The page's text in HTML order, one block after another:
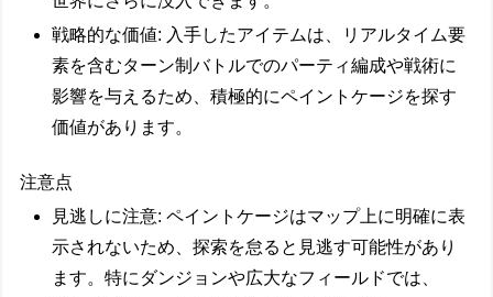
戦略的な価値: 入手したアイテムは、リアルタイム要
素を含むターン制バトルでのパーティ編成や戦術に
影響を与えるため、積極的にペイントケージを探す
価値があります。
注意点
見逃しに注意: ペイントケージはマップ上に明確に表
示されないため、探索を怠ると見逃す可能性があり
ます。特にダンジョンや広大なフィールドでは、